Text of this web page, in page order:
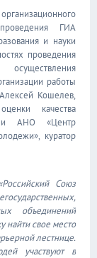
ГИА
и науки
проведения
работы
Кошелев,
качества
АНО «Центр
куратор
Союз
объединений
найти свое место
лестнице.
участвуют в